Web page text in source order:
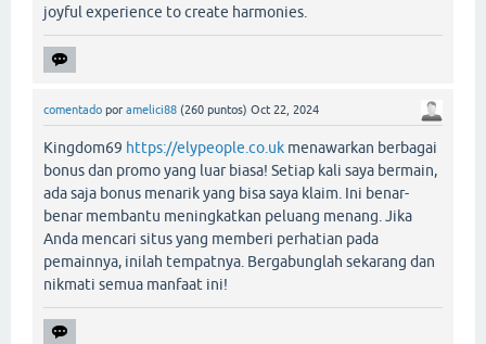
joyful experience to create harmonies.
comentado por amelici88 (260 puntos) Oct 22, 2024
Kingdom69 https://elypeople.co.uk menawarkan berbagai
bonus dan promo yang luar biasa! Setiap kali saya bermain,
ada saja bonus menarik yang bisa saya klaim. Ini benar-
benar membantu meningkatkan peluang menang. Jika
Anda mencari situs yang memberi perhatian pada
pemainnya, inilah tempatnya. Bergabunglah sekarang dan
nikmati semua manfaat ini!